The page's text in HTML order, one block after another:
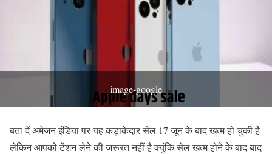
image-google
बता दें अमेजन इंडिया पर यह कड़ाकेदार सेल 17 जून के बाद खत्म हो चुकी है
लेकिन आपको टेंशन लेने की जरूरत नहीं है क्युंकि सेल खत्म होने के बाद बाद